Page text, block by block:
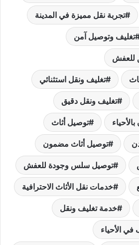
تجربة نقل مميزة في المدينة
تغليف وتوصيل آمن
للعفش
تغليف ونقل استثنائي
تغليف ونقل دقيق
توصيل أثاث
توصيل أثاث مضمون
توصيل سلس وجودة للعفش
خدمات نقل الأثاث الاحترافية
خدمة تغليف ونقل
الأحياء